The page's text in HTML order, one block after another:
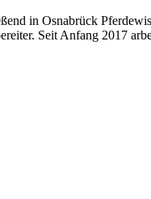
in Osnabrück
Seit Anfang 2017